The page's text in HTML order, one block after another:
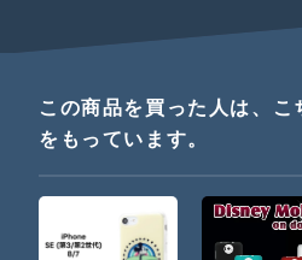
この商品を買った人は、こ
をもっています。